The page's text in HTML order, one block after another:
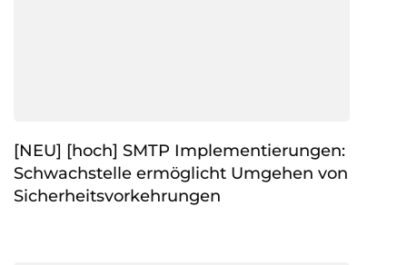
[NEU] [hoch] SMTP Implementierungen:
Schwachstelle ermöglicht Umgehen von
Sicherheitsvorkehrungen